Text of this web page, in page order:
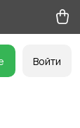
Войти